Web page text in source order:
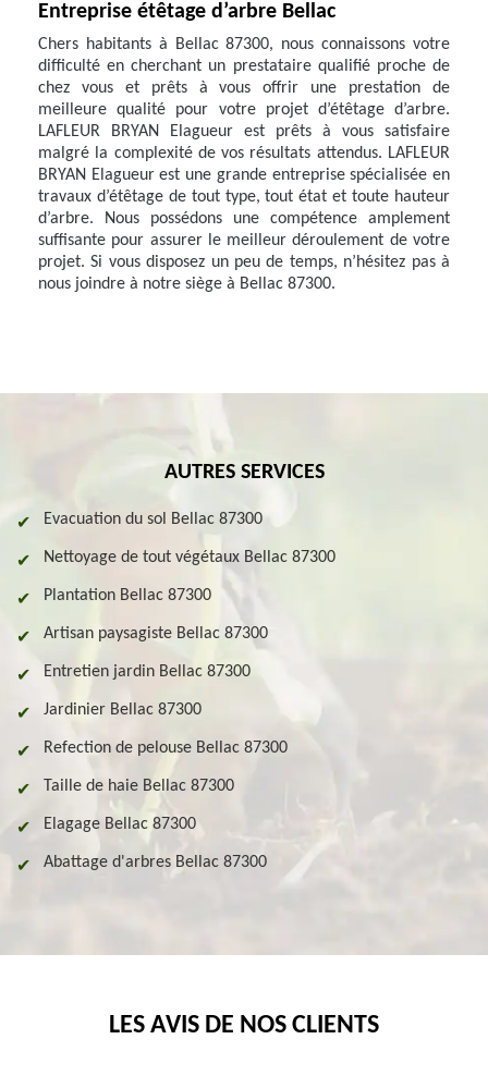
Entreprise étêtage d’arbre Bellac
Chers habitants à Bellac 87300, nous connaissons votre
difficulté en cherchant un prestataire qualifié proche de
chez vous et prêts à vous offrir une prestation de
meilleure qualité pour votre projet d’étêtage d’arbre.
LAFLEUR BRYAN Elagueur est prêts à vous satisfaire
malgré la complexité de vos résultats attendus. LAFLEUR
BRYAN Elagueur est une grande entreprise spécialisée en
travaux d’étêtage de tout type, tout état et toute hauteur
d’arbre. Nous possédons une compétence amplement
suffisante pour assurer le meilleur déroulement de votre
projet. Si vous disposez un peu de temps, n’hésitez pas à
nous joindre à notre siège à Bellac 87300.
AUTRES SERVICES
Evacuation du sol Bellac 87300
Nettoyage de tout végétaux Bellac 87300
Plantation Bellac 87300
Artisan paysagiste Bellac 87300
Entretien jardin Bellac 87300
Jardinier Bellac 87300
Refection de pelouse Bellac 87300
Taille de haie Bellac 87300
Elagage Bellac 87300
Abattage d'arbres Bellac 87300
LES AVIS DE NOS CLIENTS